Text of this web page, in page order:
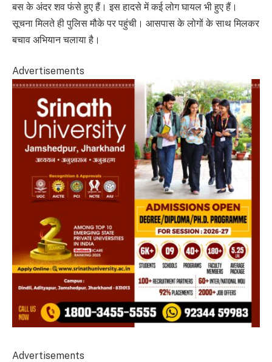
बस के अंदर शव फंसे हुए हैं। इस हादसे में कई लोग घायल भी हुए हैं।
सूचना मिलते ही पुलिस मौके पर पहुंची। आसपास के लोगों के साथ मिलकर
बचाव अभियान चलाया है।
Advertisements
Advertisements